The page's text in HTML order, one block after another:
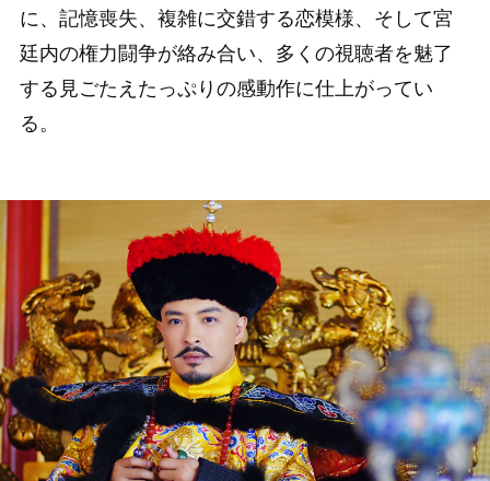
に、記憶喪失、複雑に交錯する恋模様、そして宮
廷内の権力闘争が絡み合い、多くの視聴者を魅了
する見ごたえたっぷりの感動作に仕上がってい
る。